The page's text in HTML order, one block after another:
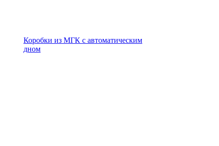
Коробки из МГК с автоматическим
дном